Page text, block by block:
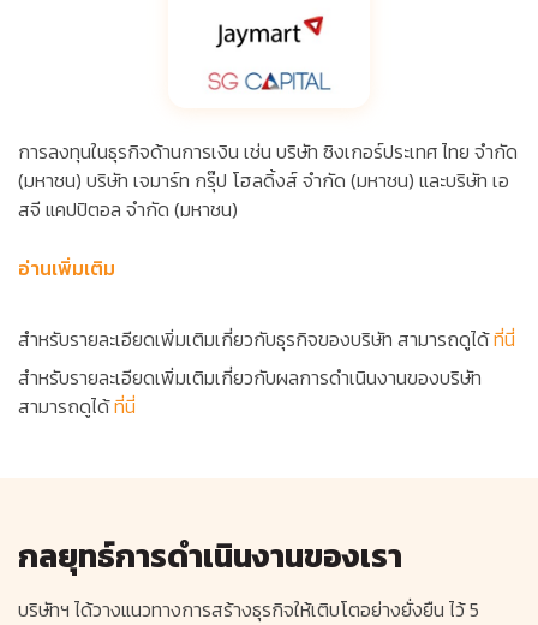
การลงทุนในธุรกิจด้านการเงิน เช่น บริษัท ซิงเกอร์ประเทศ ไทย จำกัด
(มหาชน) บริษัท เจมาร์ท กรุ๊ป โฮลดิ้งส์ จำกัด (มหาชน) และบริษัท เอ
สจี แคปปิตอล จำกัด (มหาชน)
อ่านเพิ่มเติม
สำหรับรายละเอียดเพิ่มเติมเกี่ยวกับธุรกิจของบริษัท สามารถดูได้ที่นี่
สำหรับรายละเอียดเพิ่มเติมเกี่ยวกับผลการดำเนินงานของบริษัท
สามารถดูได้ที่นี่
กลยุทธ์การดำเนินงานของเรา
บริษัทฯ ได้วางแนวทางการสร้างธุรกิจให้เติบโตอย่างยั่งยืน ไว้ 5